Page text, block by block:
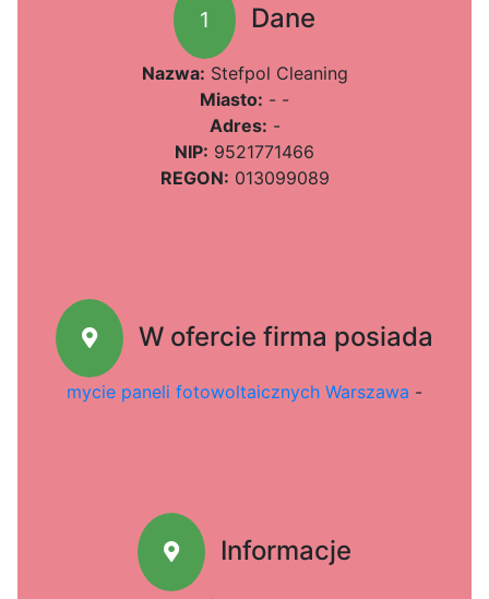
1 Dane
Nazwa: Stefpol Cleaning
Miasto: - -
Adres: -
NIP: 9521771466
REGON: 013099089
W ofercie firma posiada
mycie paneli fotowoltaicznych Warszawa -
Informacje